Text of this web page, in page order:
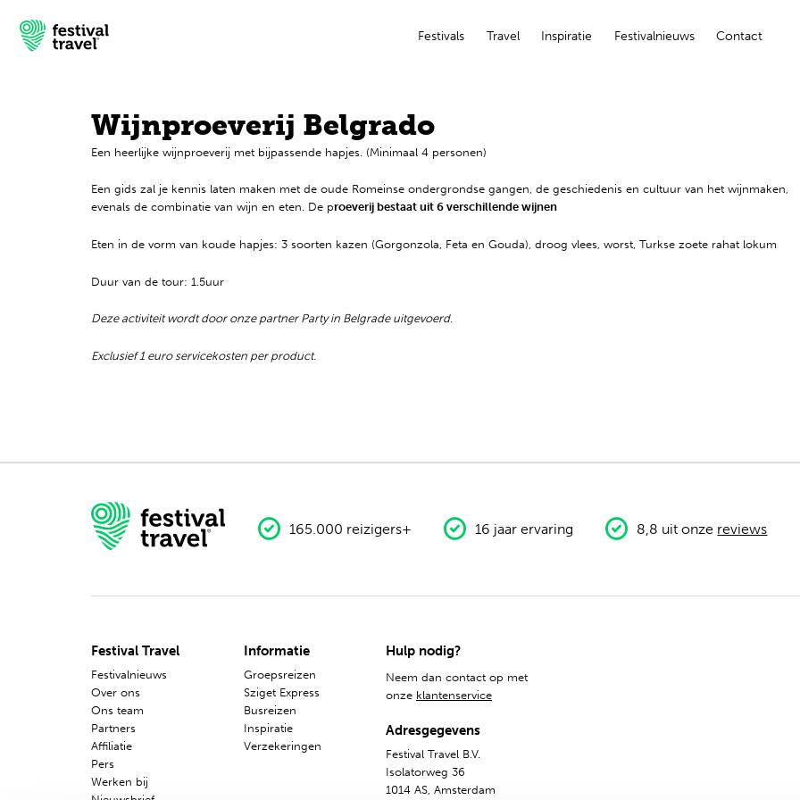
Festivals Travel Inspiratie Festivalnieuws Contact
Festivals
Travel
Inspiratie
Festivalnieuws
Contact
Mijn account
Wijnproeverij Belgrado
Een heerlijke wijnproeverij met bijpassende hapjes. (Minimaal 4 personen)
Een gids zal je kennis laten maken met de oude Romeinse ondergrondse gangen, de geschiedenis en cultuur van het wijnmaken,
evenals de combinatie van wijn en eten. De proeverij bestaat uit 6 verschillende wijnen
Eten in de vorm van koude hapjes: 3 soorten kazen (Gorgonzola, Feta en Gouda), droog vlees, worst, Turkse zoete rahat lokum
Duur van de tour: 1.5uur
Deze activiteit wordt door onze partner Party in Belgrade uitgevoerd.
Exclusief 1 euro servicekosten per product.
165.000 reizigers+ 16 jaar ervaring 8,8 uit onze reviews
Festival Travel
Festivalnieuws
Over ons
Ons team
Partners
Affiliatie
Pers
Werken bij
Informatie
Groepsreizen
Sziget Express
Busreizen
Inspiratie
Verzekeringen
Hulp nodig?
Neem dan contact op met
onze klantenservice
Adresgegevens
Festival Travel B.V.
Isolatorweg 36
1014 AS, Amsterdam